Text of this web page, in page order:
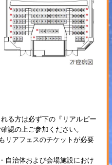
る方は必ず下の『リアルピー
認の上ご参加ください。
リアフェスのチケットが必要
自治体および会場施設におけ